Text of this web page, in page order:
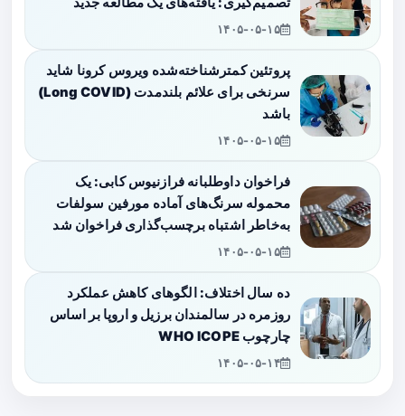
۱۴۰۵-۰۵-۱۵
پروتئین کمترشناخته‌شده ویروس کرونا شاید
سرنخی برای علائم بلندمدت (Long COVID)
باشد
۱۴۰۵-۰۵-۱۵
فراخوان داوطلبانه فرازنیوس کابی: یک
محموله سرنگ‌های آماده مورفین سولفات
به‌خاطر اشتباه برچسب‌گذاری فراخوان شد
۱۴۰۵-۰۵-۱۵
ده سال اختلاف: الگوهای کاهش عملکرد
روزمره در سالمندان برزیل و اروپا بر اساس
چارچوب WHO ICOPE
۱۴۰۵-۰۵-۱۴